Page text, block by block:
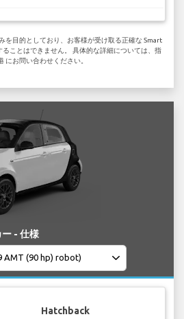
を目的としており、お客様が受け取る正確な Smart
ことはできません。 具体的な詳細については、指
にお問い合わせください。
- 仕様
Hatchback